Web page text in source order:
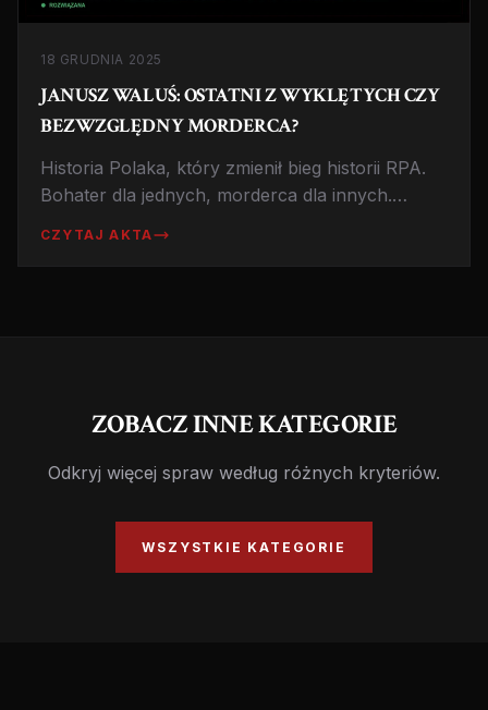
18 GRUDNIA 2025
JANUSZ WALUŚ: OSTATNI Z WYKLĘTYCH CZY
BEZWZGLĘDNY MORDERCA?
Historia Polaka, który zmienił bieg historii RPA.
Bohater dla jednych, morderca dla innych.
CZYTAJ AKTA
ZOBACZ INNE KATEGORIE
Odkryj więcej spraw według różnych kryteriów.
WSZYSTKIE KATEGORIE